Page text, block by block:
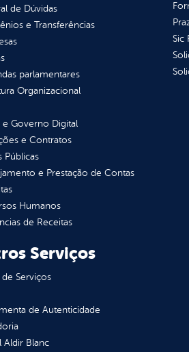
de Dúvidas
e Transferências
parlamentares
Organizacional
e Governo Digital
e Contratos
Públicas
e Prestação de Contas
Humanos
de Receitas
Sic
Serviços
de Serviços
de Autenticidade
Aldir Blanc